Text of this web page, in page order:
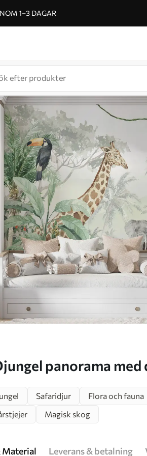
1–3 DAGAR
Safaridjur Flora och fauna
Magisk skog
Material Leverans & betalning